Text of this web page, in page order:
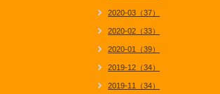
2020-03（37）
2020-02（33）
2020-01（39）
2019-12（34）
2019-11（34）